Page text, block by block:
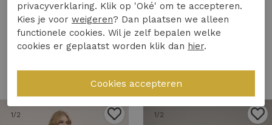
Studio Anneloes
Studio Anneloes cloud top 13820 Tops en Singlets 2800 coral red
59,95
24,9749,95
1/2 1/2
privacyverklaring. Klik op 'Oké' om te accepteren.
Kies je voor weigeren? Dan plaatsen we alleen
functionele cookies. Wil je zelf bepalen welke
cookies er geplaatst worden klik dan hier.